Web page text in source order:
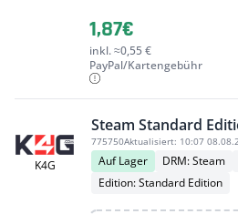
1,87€
inkl. ≈0,55 €
PayPal/Kartengebühr
K4G
Steam Standard
775750Aktualisiert: 10:07
Auf Lager DRM: Steam
Edition: Standard Edition